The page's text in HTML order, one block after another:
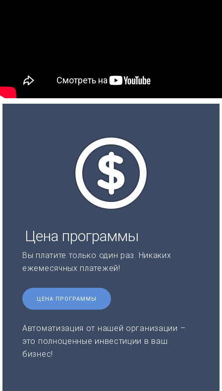
Цена программы
Вы платите только один раз. Никаких
ежемесячных платежей!
ЦЕНА ПРОГРАММЫ
Автоматизация от нашей организации –
это полноценные инвестиции в ваш
бизнес!